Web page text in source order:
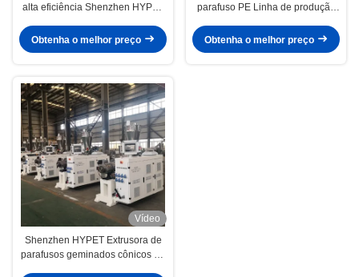
alta eficiência Shenzhen HYPET
PPR
Obtenha o melhor preço
parafuso PE Linha de produção
preço Serviço de venda
Obtenha o melhor preço
Vídeo
Shenzhen HYPET Extrusora de
parafusos geminados cônicos de